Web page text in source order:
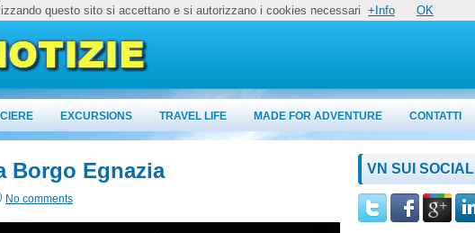
EXCURSIONS TRAVEL LIFE MADE FOR ADVENTURE CONTATTI
Borgo Egnazia
No comments
VN SUI SOCIAL
questo sito si accettano e si autorizzano i cookies necessari +Info OK